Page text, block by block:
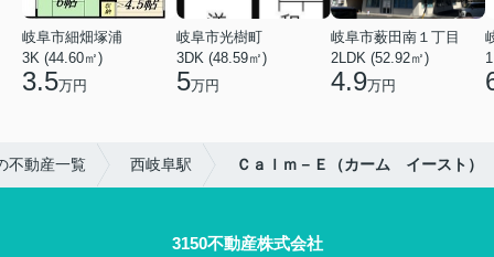
岐阜市細畑塚浦
3K (44.60㎡)
3.5万円
岐阜市光樹町
3DK (48.59㎡)
5万円
岐阜市薮田南１丁目
2LDK (52.92㎡)
4.9万円
不動産一覧 西岐阜駅 Ｃａｌｍ－Ｅ（カーム イースト）
3150不動産株式会社